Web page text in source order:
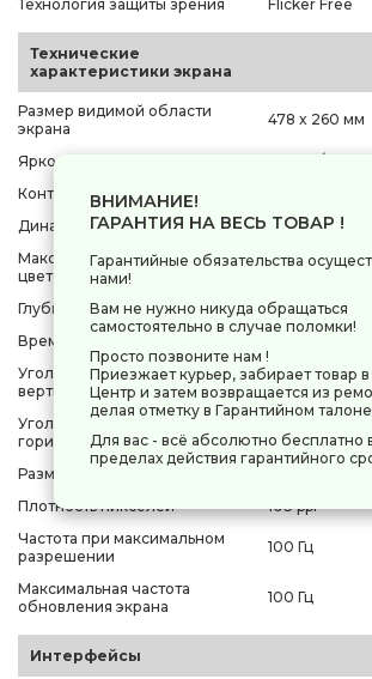
Технология защиты зрения Flicker Free
Технические
характеристики экрана
Размер видимой области
экрана
478 x 260 мм
Яркость
Контрастность
Динамическая контрастность
1M:1
Максимальное количество
цветов
16.7 млн.
Глубина цвета
8bit
Время отклика пикселя (GtG)
Угол обзора по
вертикали(градус)
178°
Угол обзора по
горизонтали(градус)
178°
Размер пикселя
Плотность пикселей
103 ppi
Частота при максимальном
разрешении
100 Гц
Максимальная частота
обновления экрана
100 Гц
Интерфейсы
ВНИМАНИЕ!
ГАРАНТИЯ НА ВЕСЬ ТОВАР !
Гарантийные обязательства
нами!
Вам не нужно никуда обращаться
самостоятельно в случае поломки!
Просто позвоните нам !
Приезжает курьер, забирает товар
Центр и затем возвращается из
делая отметку в Гарантийном
Для вас - всё абсолютно бесплатно
пределах действия гарантийного